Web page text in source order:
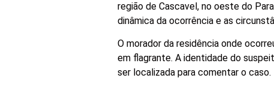
região de Cascavel, no oeste do
dinâmica da ocorrência e as
O morador da residência onde
em flagrante. A identidade do
ser localizada para comentar o caso.